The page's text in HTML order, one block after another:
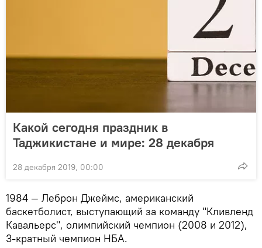
Какой сегодня праздник в
Таджикистане и мире: 28 декабря
28 декабря 2019, 00:00
1984 — Леброн Джеймс, американский
баскетболист, выступающий за команду "Кливленд
Кавальерс", олимпийский чемпион (2008 и 2012),
3-кратный чемпион НБА.